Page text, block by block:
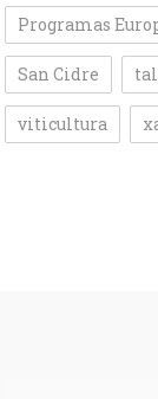
Programas
San Cidre
viticultura